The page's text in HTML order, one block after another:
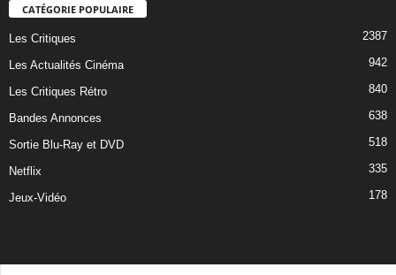
CATÉGORIE POPULAIRE
Les Critiques 2387
Les Actualités Cinéma 942
Les Critiques Rétro 840
Bandes Annonces 638
Sortie Blu-Ray et DVD 518
Netflix 335
Jeux-Vidéo 178